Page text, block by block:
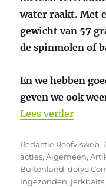
water raakt. Met
gewicht van 57
de spinmolen of
En we hebben
geven we ook
Lees verder
Auteur
Redactie Roofvisweb
acties,Algemeen,
Buitenland,doiyo
Ingezonden, jerkbaits,